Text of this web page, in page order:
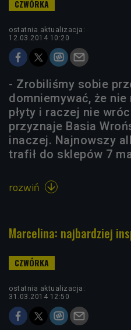
ostatnia aktualizacja:
12.03.2014 10:20
- Zrobiliśmy sobie
domniemywać, że
płyty i raczej nie
przyznaje Basia
inaczej. Najnowszy
trafił do sklepów 7
rozwiń 
Marcelina: najbardziej
ostatnia aktualizacja:
31.03.2014 12:50